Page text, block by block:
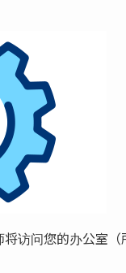
访问您的办公室（